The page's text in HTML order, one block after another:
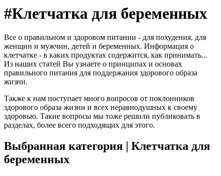
#Клетчатка для беременных
Все о правильном и здоровом питании - для похудения, для
женщин и мужчин, детей и беременных. Информация о
клетчатке - в каких продуктах содержится, как принимать...
Из наших статей Вы узнаете о принципах и основах
правильного питания для поддержания здорового образа
жизни.
Также к нам поступает много вопросов от поклонников
здорового образа жизни и всех неравнодушных к своему
здоровью. Такие вопросы мы тоже решили публиковать в
разделах, более всего подходящих для этого.
Выбранная категория | Клетчатка для
беременных